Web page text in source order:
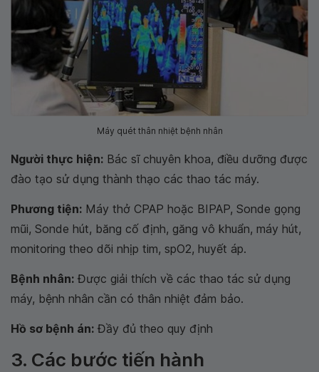
Máy quét thân nhiệt bệnh nhân
Người thực hiện: Bác sĩ chuyên khoa, điều dưỡng được
đào tạo sử dụng thành thạo các thao tác máy.
Phương tiện: Máy thở CPAP hoặc BIPAP, Sonde gọng
mũi, Sonde hút, băng cố định, găng vô khuẩn, máy hút,
monitoring theo dõi nhịp tim, spO2, huyết áp.
Bệnh nhân: Được giải thích về các thao tác sử dụng
máy, bệnh nhân cần có thân nhiệt đảm bảo.
Hồ sơ bệnh án: Đầy đủ theo quy định
3. Các bước tiến hành